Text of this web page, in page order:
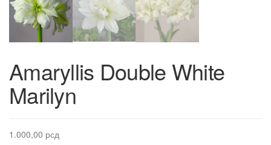
Amaryllis Double White
Marilyn
1.000,00 рсд